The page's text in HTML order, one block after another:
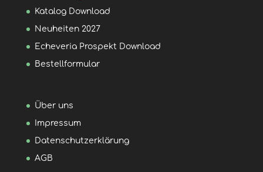
Katalog Download
Neuheiten 2027
Echeveria Prospekt Download
Bestellformular
Über uns
Impressum
Datenschutzerklärung
AGB